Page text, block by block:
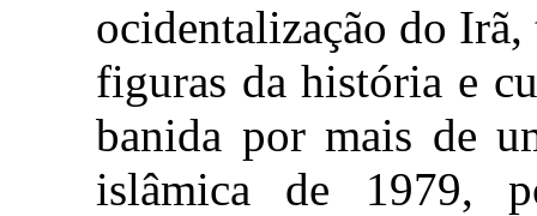
ocidentalização do
figuras da história e
banida por mais de
islâmica de 1979,